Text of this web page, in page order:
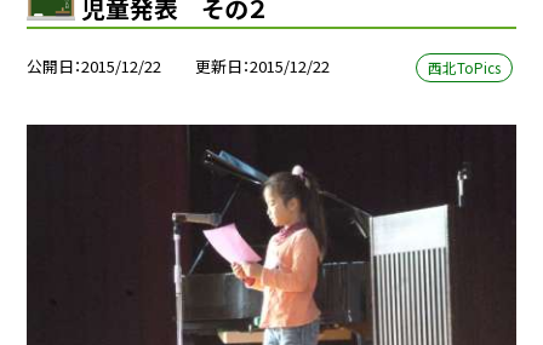
児童発表 その２
公開日 2015/12/22 更新日 2015/12/22 西北ToPics